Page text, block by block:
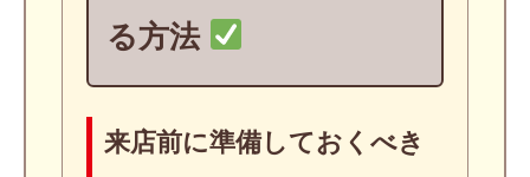
る方法
来店前に準備しておくべき